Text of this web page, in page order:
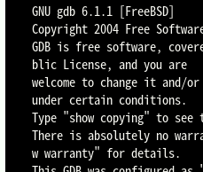
GNU gdb 6.1.1 [FreeBSD]
Copyright 2004 Free
GDB is free software,
blic License, and you are
welcome to change it
under certain conditions.
Type "show copying" to
There is absolutely no
w warranty" for details.